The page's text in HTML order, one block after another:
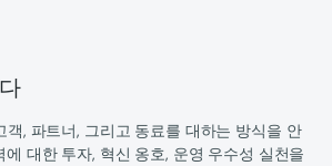
객, 파트너, 그리고 동료를 대하는 방식을 안
에 대한 투자, 혁신 옹호, 운영 우수성 실천을